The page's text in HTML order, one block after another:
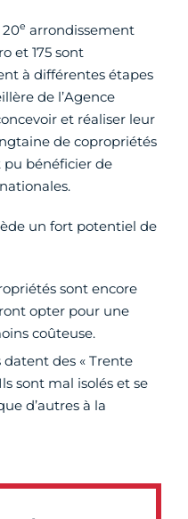
20e arrondissement
et 175 sont
à différentes étapes
de l’Agence
et réaliser leur
de copropriétés
pu bénéficier de
un fort potentiel de
sont encore
opter pour une
coûteuse.
des « Trente
sont mal isolés et se
d’autres à la